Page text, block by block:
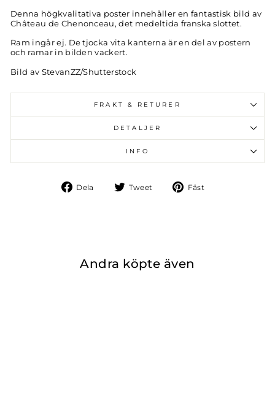
Denna högkvalitativa poster innehåller en fantastisk bild av
Château de Chenonceau, det medeltida franska slottet.
Ram ingår ej. De tjocka vita kanterna är en del av postern
och ramar in bilden vackert.
Bild av StevanZZ/Shutterstock
FRAKT & RETURER
DETALJER
INFO
Dela
Dela
Tweet
Tweet Fäst
Andra köpte även